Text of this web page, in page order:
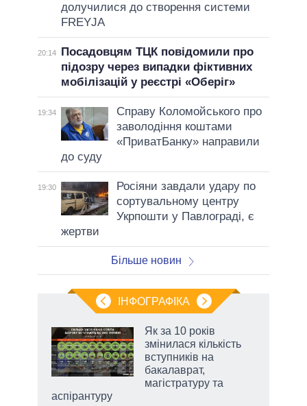
долучилися до створення системи
FREYJA
20:14
Посадовцям ТЦК повідомили про
підозру через випадки фіктивних
мобілізацій у реєстрі «Оберіг»
19:34
Справу Коломойського про
заволодіння коштами
«ПриватБанку» направили
до суду
19:30
Росіяни завдали удару по
сортувальному центру
Укрпошти у Павлограді, є
жертви
Більше новин
ІНФОГРАФІКА
Як за 10 років
змінилася кількість
вступників на
бакалаврат,
магістратуру та
аспірантуру